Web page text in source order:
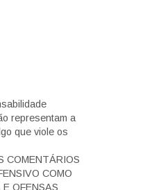
representam a
que viole os
COMENTÁRIOS
COMO
OFENSAS